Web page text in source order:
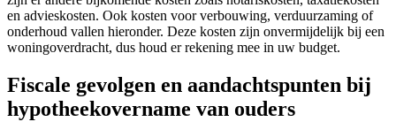
en advieskosten. Ook kosten voor verbouwing, verduurzaming of
onderhoud vallen hieronder. Deze kosten zijn onvermijdelijk bij een
woningoverdracht, dus houd er rekening mee in uw budget.
Fiscale gevolgen en aandachtspunten bij
hypotheekovername van ouders